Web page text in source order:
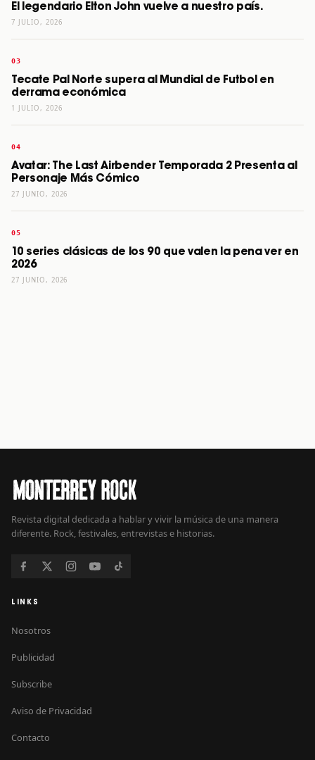
El legendario Elton John vuelve a nuestro país.
7 JULIO, 2026
Tecate Pal Norte supera al Mundial de Futbol en
derrama económica
1 JULIO, 2026
Avatar: The Last Airbender Temporada 2 Presenta al
Personaje Más Cómico
27 JUNIO, 2026
10 series clásicas de los 90 que valen la pena ver en
2026
27 JUNIO, 2026
Revista digital dedicada a hablar y vivir la música de una manera
diferente. Rock, festivales, entrevistas e historias.
LINKS
Nosotros
Publicidad
Subscribe
Aviso de Privacidad
Contacto